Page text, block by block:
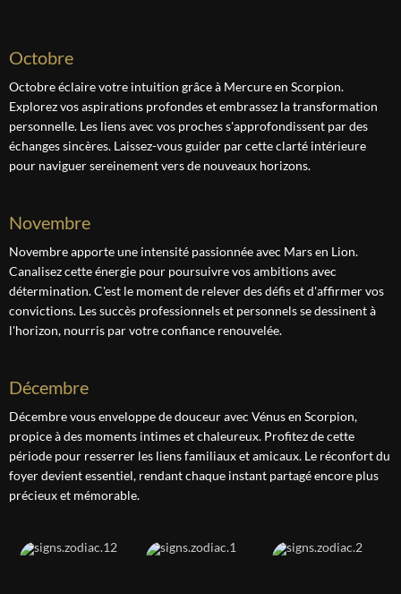
octobre
Octobre éclaire votre intuition grâce à Mercure en Scorpion.
Explorez vos aspirations profondes et embrassez la transformation
personnelle. Les liens avec vos proches s'approfondissent par des
échanges sincères. Laissez-vous guider par cette clarté intérieure
pour naviguer sereinement vers de nouveaux horizons.
novembre
Novembre apporte une intensité passionnée avec Mars en Lion.
Canalisez cette énergie pour poursuivre vos ambitions avec
détermination. C'est le moment de relever des défis et d'affirmer vos
convictions. Les succès professionnels et personnels se dessinent à
l'horizon, nourris par votre confiance renouvelée.
décembre
Décembre vous enveloppe de douceur avec Vénus en Scorpion,
propice à des moments intimes et chaleureux. Profitez de cette
période pour resserrer les liens familiaux et amicaux. Le réconfort du
foyer devient essentiel, rendant chaque instant partagé encore plus
précieux et mémorable.